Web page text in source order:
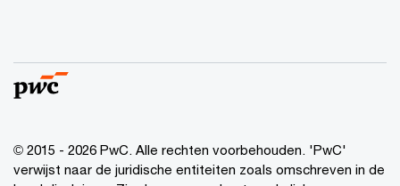
© 2015 - 2026 PwC. Alle rechten voorbehouden. 'PwC'
verwijst naar de juridische entiteiten zoals omschreven in de